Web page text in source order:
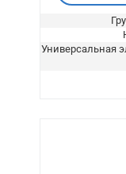
Универсальная